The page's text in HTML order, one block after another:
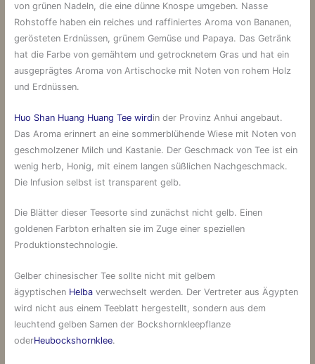
von grünen Nadeln, die eine dünne Knospe umgeben. Nasse
Rohstoffe haben ein reiches und raffiniertes Aroma von Bananen,
gerösteten Erdnüssen, grünem Gemüse und Papaya. Das Getränk
hat die Farbe von gemähtem und getrocknetem Gras und hat ein
ausgeprägtes Aroma von Artischocke mit Noten von rohem Holz
und Erdnüssen.
Huo Shan Huang Huang Tee wirdin der Provinz Anhui angebaut.
Das Aroma erinnert an eine sommerblühende Wiese mit Noten von
geschmolzener Milch und Kastanie. Der Geschmack von Tee ist ein
wenig herb, Honig, mit einem langen süßlichen Nachgeschmack.
Die Infusion selbst ist transparent gelb.
Die Blätter dieser Teesorte sind zunächst nicht gelb. Einen
goldenen Farbton erhalten sie im Zuge einer speziellen
Produktionstechnologie.
Gelber chinesischer Tee sollte nicht mit gelbem
ägyptischen Helbaverwechselt werden. Der Vertreter aus Ägypten
wird nicht aus einem Teeblatt hergestellt, sondern aus dem
leuchtend gelben Samen der Bockshornkleepflanze
oderHeubockshornklee.